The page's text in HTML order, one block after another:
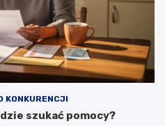
KONKURENCJI
szukać pomocy?